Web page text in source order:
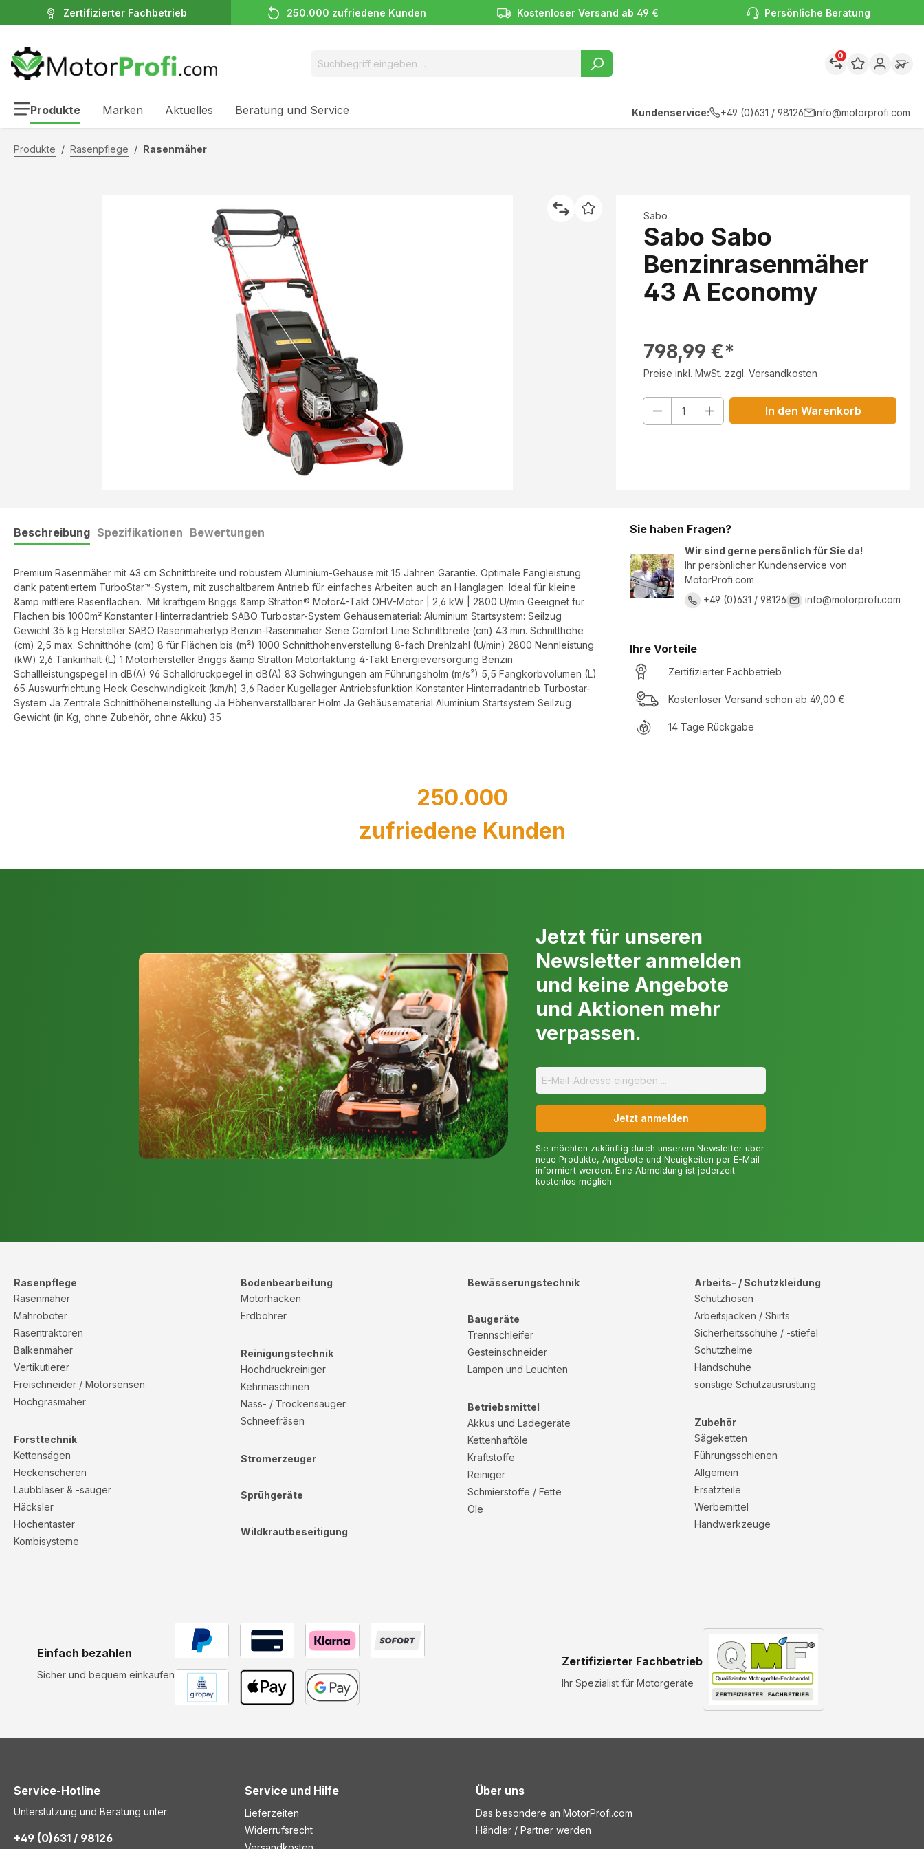
springenZertifizierter Fachbetrieb 250.000 zufriedene Kunden Kostenloser Versand ab 49 € Persönliche Beratung
0
Produkte Marken Aktuelles Beratung und Service Kundenservice: +49 (0)631 / 98126 info@motorprofi.com
Produkte / Rasenpflege / Rasenmäher
Sabo
Sabo Sabo
Benzinrasenmäher
43 A Economy
798,99 €*
Preise inkl. MwSt. zzgl. Versandkosten
Anzahl
In den Warenkorb
Beschreibung Spezifikationen Bewertungen
Premium Rasenmäher mit 43 cm Schnittbreite und robustem Aluminium-Gehäuse mit 15 Jahren Garantie. Optimale Fangleistung
dank patentiertem TurboStar™-System, mit zuschaltbarem Antrieb für einfaches Arbeiten auch an Hanglagen. Ideal für kleine
&amp mittlere Rasenflächen. Mit kräftigem Briggs &amp Stratton® Motor4-Takt OHV-Motor | 2,6 kW | 2800 U/min Geeignet für
Flächen bis 1000m² Konstanter Hinterradantrieb SABO Turbostar-System Gehäusematerial: Aluminium Startsystem: Seilzug
Gewicht 35 kg Hersteller SABO Rasenmähertyp Benzin-Rasenmäher Serie Comfort Line Schnittbreite (cm) 43 min. Schnitthöhe
(cm) 2,5 max. Schnitthöhe (cm) 8 für Flächen bis (m²) 1000 Schnitthöhenverstellung 8-fach Drehlzahl (U/min) 2800 Nennleistung
(kW) 2,6 Tankinhalt (L) 1 Motorhersteller Briggs &amp Stratton Motortaktung 4-Takt Energieversorgung Benzin
Schallleistungspegel in dB(A) 96 Schalldruckpegel in dB(A) 83 Schwingungen am Führungsholm (m/s²) 5,5 Fangkorbvolumen (L)
65 Auswurfrichtung Heck Geschwindigkeit (km/h) 3,6 Räder Kugellager Antriebsfunktion Konstanter Hinterradantrieb Turbostar-
System Ja Zentrale Schnitthöheneinstellung Ja Höhenverstallbarer Holm Ja Gehäusematerial Aluminium Startsystem Seilzug
Gewicht (in Kg, ohne Zubehör, ohne Akku) 35
Sie haben Fragen?
Wir sind gerne persönlich für Sie da!
Ihr persönlicher Kundenservice von
MotorProfi.com
+49 (0)631 / 98126
info@motorprofi.com
Ihre Vorteile
Zertifizierter Fachbetrieb
Kostenloser Versand schon ab 49,00 €
14 Tage Rückgabe
250.000
zufriedene Kunden
Jetzt für unseren
Newsletter anmelden
und keine Angebote
und Aktionen mehr
verpassen.
Jetzt anmelden
Sie möchten zukünftig durch unserem Newsletter über
neue Produkte, Angebote und Neuigkeiten per E-Mail
informiert werden. Eine Abmeldung ist jederzeit
kostenlos möglich.
Rasenpflege
Rasenmäher
Mähroboter
Rasentraktoren
Balkenmäher
Vertikutierer
Freischneider / Motorsensen
Hochgrasmäher
Forsttechnik
Kettensägen
Heckenscheren
Laubbläser & -sauger
Häcksler
Hochentaster
Kombisysteme
Bodenbearbeitung
Motorhacken
Erdbohrer
Reinigungstechnik
Hochdruckreiniger
Kehrmaschinen
Nass- / Trockensauger
Schneefräsen
Stromerzeuger
Sprühgeräte
Wildkrautbeseitigung
Bewässerungstechnik
Baugeräte
Trennschleifer
Gesteinschneider
Lampen und Leuchten
Betriebsmittel
Akkus und Ladegeräte
Kettenhaftöle
Kraftstoffe
Reiniger
Schmierstoffe / Fette
Öle
Arbeits- / Schutzkleidung
Schutzhosen
Arbeitsjacken / Shirts
Sicherheitsschuhe / -stiefel
Schutzhelme
Handschuhe
sonstige Schutzausrüstung
Zubehör
Sägeketten
Führungsschienen
Allgemein
Ersatzteile
Werbemittel
Handwerkzeuge
Einfach bezahlen
Sicher und bequem einkaufen
Zertifizierter Fachbetrieb
Ihr Spezialist für Motorgeräte
Service-Hotline
Unterstützung und Beratung unter:
+49 (0)631 / 98126
Service und Hilfe
Lieferzeiten
Widerrufsrecht
Über uns
Das besondere an MotorProfi.com
Händler / Partner werden